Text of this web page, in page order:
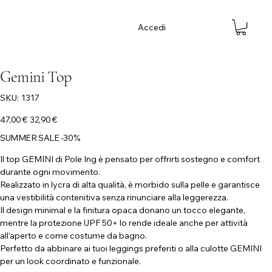
Accedi
Gemini Top
SKU: SKU
1317
1317
47,00 € Prezzo
scontato
32,90 €
SUMMER SALE -30%
Il top GEMINI di Pole Ing è pensato per offrirti sostegno e comfort
durante ogni movimento.
Realizzato in lycra di alta qualità, è morbido sulla pelle e garantisce
una vestibilità contenitiva senza rinunciare alla leggerezza.
Il design minimal e la finitura opaca donano un tocco elegante,
mentre la protezione UPF 50+ lo rende ideale anche per attività
all’aperto e come costume da bagno.
Perfetto da abbinare ai tuoi leggings preferiti o alla culotte GEMINI
per un look coordinato e funzionale.